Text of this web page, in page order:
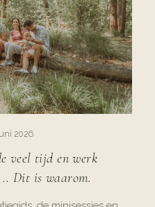
2026
veel tijd en werk
Dit is waarom.